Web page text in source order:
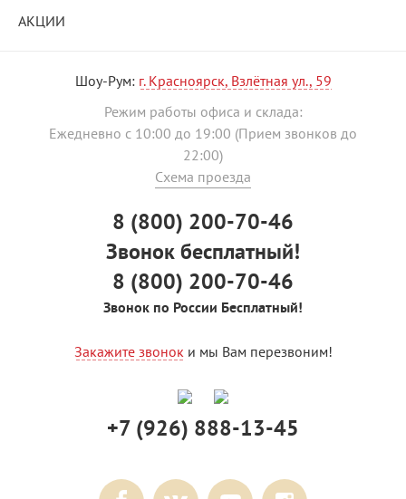
АКЦИИ
Шоу-Рум: г. Красноярск, Взлётная ул., 59
Режим работы офиса и склада:
Ежедневно с 10:00 до 19:00 (Прием звонков до
22:00)
Схема проезда
8 (800) 200-70-46
Звонок бесплатный!
8 (800) 200-70-46
Звонок по России Бесплатный!
Закажите звоноки мы Вам перезвоним!
+7 (926) 888-13-45